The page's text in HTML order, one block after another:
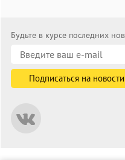
Будьте в курсе последних